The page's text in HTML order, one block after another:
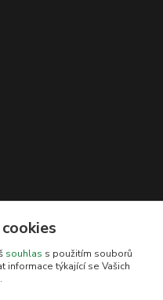
souhlas s použitím souborů
informace týkající se Vašich